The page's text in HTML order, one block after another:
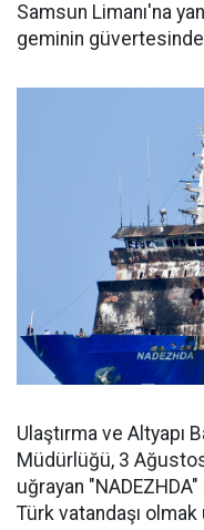
Samsun Limanı'na
geminin
Ulaştırma ve Altyapı
Müdürlüğü, 3
uğrayan
Türk vatandaşı